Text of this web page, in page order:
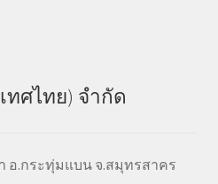
ทศไทย) จำกัด
อ.กระทุ่มแบน จ.สมุทรสาคร